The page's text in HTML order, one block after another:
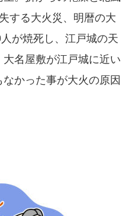
する大火災、明暦の大
が焼死し、江戸城の天
名屋敷が江戸城に近い
なかった事が大火の原因